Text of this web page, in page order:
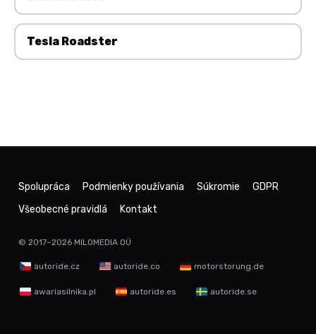
Tesla Roadster
Spolupráca Podmienky používania Súkromie
GDPR
Všeobecné pravidlá
Kontakt
© 2017–2026 MILOMEDIA OÜ
autoride.cz autoride.co motorstorung.de
awariasilnika.pl autoride.es autoride.se